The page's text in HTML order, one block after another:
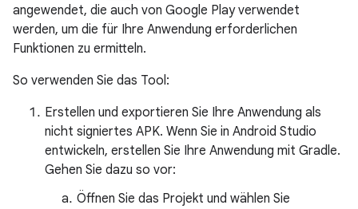
angewendet, die auch von Google Play verwendet
werden, um die für Ihre Anwendung erforderlichen
Funktionen zu ermitteln.
So verwenden Sie das Tool:
Erstellen und exportieren Sie Ihre Anwendung als
nicht signiertes APK. Wenn Sie in Android Studio
entwickeln, erstellen Sie Ihre Anwendung mit Gradle.
Gehen Sie dazu so vor:
Öffnen Sie das Projekt und wählen Sie